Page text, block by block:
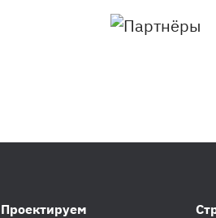
Проектируем